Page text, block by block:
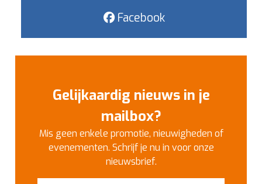
Facebook
Gelijkaardig nieuws in je
mailbox?
Mis geen enkele promotie, nieuwigheden of
evenementen. Schrijf je nu in voor onze
nieuwsbrief.